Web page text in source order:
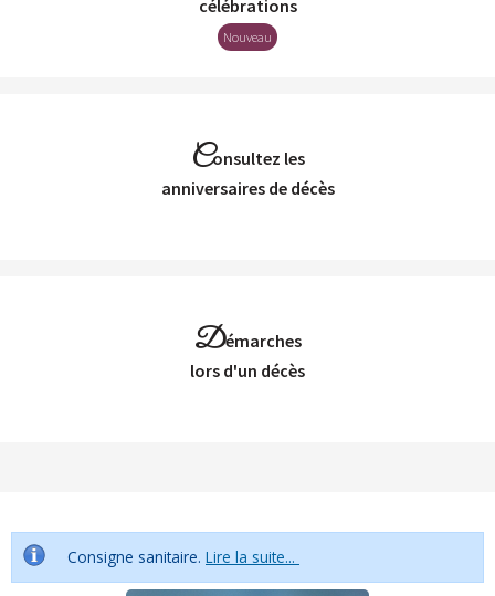
Célébrations
Nouveau
Consultez les
Anniversaires de décès
Démarches
Lors d'un décès
Consigne sanitaire. Lire la suite...